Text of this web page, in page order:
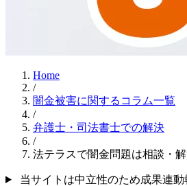
Home
/
闇金被害に関するコラム一覧
/
弁護士・司法書士での解決
/
法テラスで闇金問題は相談・
当サイトは中立性のため成果連